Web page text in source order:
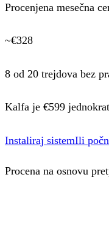
Procenjena mesečna
~€328
8 od 20 trejdova bez
Kalfa je €599
Instaliraj sistemIli
Procena na osnovu